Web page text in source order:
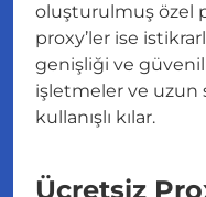
oluşturulmuş özel
proxy’ler ise
genişliği ve
işletmeler ve uzun
kullanışlı kılar.
Ücretsiz